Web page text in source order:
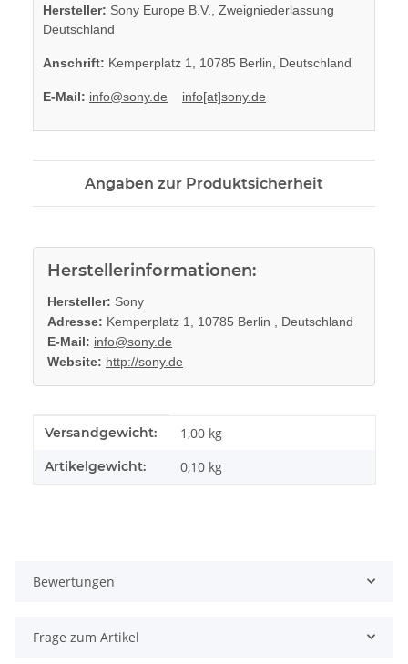
Hersteller: Sony Europe B.V., Zweigniederlassung
Deutschland
Anschrift: Kemperplatz 1, 10785 Berlin, Deutschland
E-Mail: info@sony.de info[at]sony.de
Angaben zur Produktsicherheit
Herstellerinformationen:
Hersteller: Sony
Adresse: Kemperplatz 1, 10785 Berlin , Deutschland
E-Mail: info@sony.de
Website: http://sony.de
Produkteigenschaft
Wert
Versandgewicht: 1,00 kg
Artikelgewicht: 0,10 kg
Bewertungen
Frage zum Artikel